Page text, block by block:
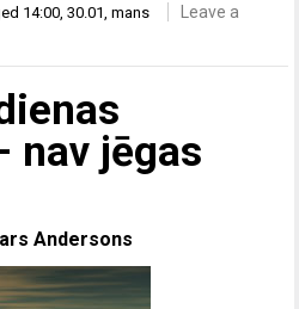
14:00 ,30.01 ,mans
Leave a
nav jēgas
Andersons